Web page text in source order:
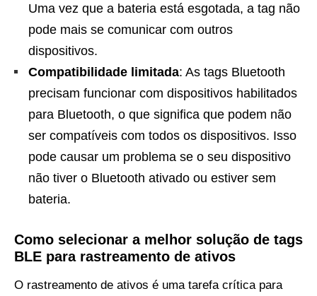
Uma vez que a bateria está esgotada, a tag não
pode mais se comunicar com outros
dispositivos.
Compatibilidade limitada: As tags Bluetooth
precisam funcionar com dispositivos habilitados
para Bluetooth, o que significa que podem não
ser compatíveis com todos os dispositivos. Isso
pode causar um problema se o seu dispositivo
não tiver o Bluetooth ativado ou estiver sem
bateria.
Como selecionar a melhor solução de tags
BLE para rastreamento de ativos
O rastreamento de ativos é uma tarefa crítica para